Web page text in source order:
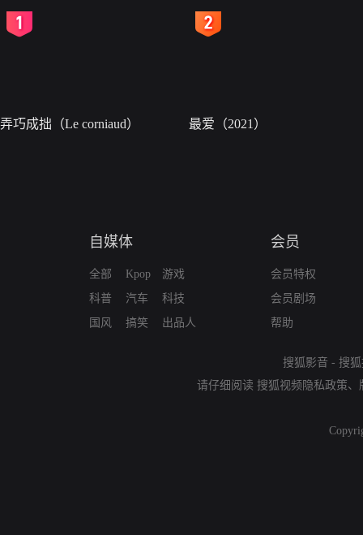
弄巧成拙（Le corniaud） 最爱（2021）
自媒体
全部
科普
国风
Kpop
汽车
搞笑
游戏
科技
出品人
会员
会员特权
会员剧场
帮助
搜狐影音 - 搜
请仔细阅读 搜狐视频隐私政策、